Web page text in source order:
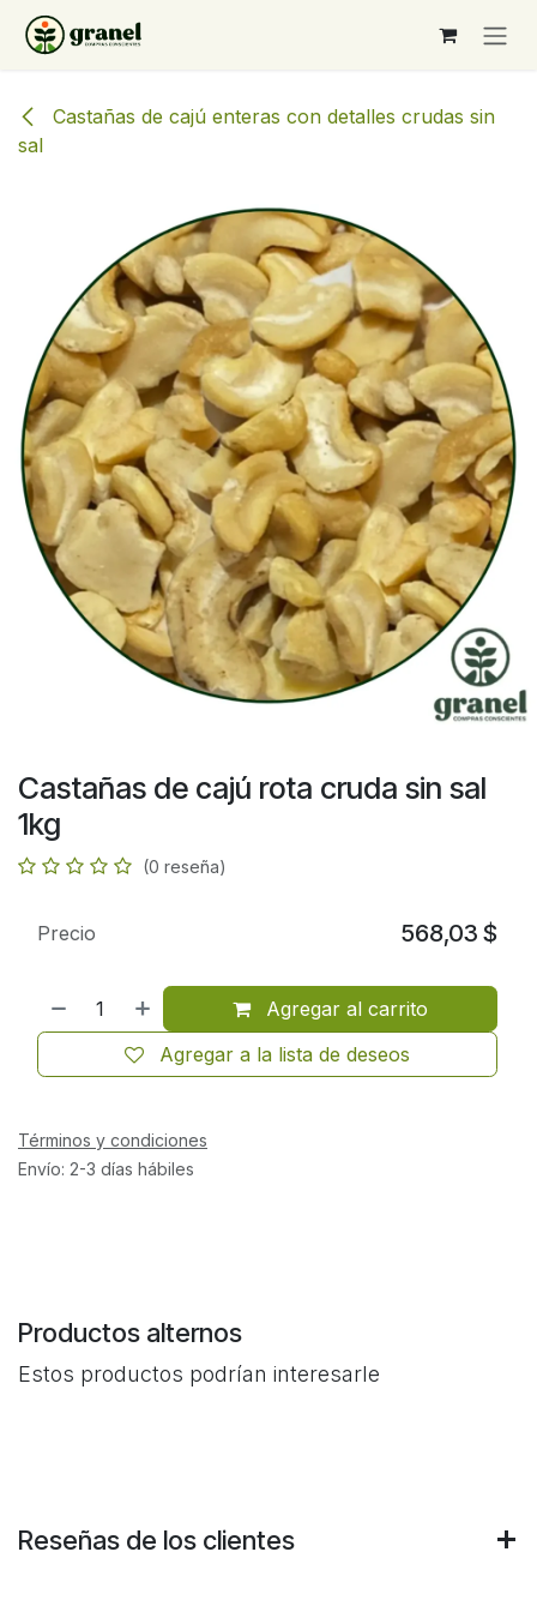
Ir al contenido
Castañas de cajú enteras con detalles crudas sin
sal
Castañas de cajú rota cruda sin sal
1kg
(0 reseña)
Agregar al carrito
Agregar a la lista de deseos
Precio 568,03 $
Términos y condiciones
Envío: 2-3 días hábiles
Productos alternos
Estos productos podrían interesarle
Reseñas de los clientes